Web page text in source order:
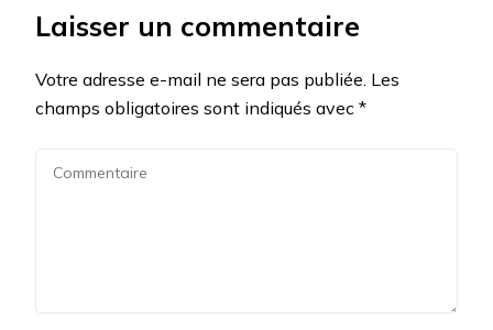
Laisser un commentaire
Votre adresse e-mail ne sera pas publiée. Les
champs obligatoires sont indiqués avec *